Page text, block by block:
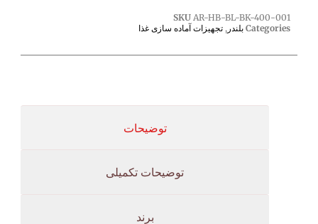
SKU AR-HB-BL-BK-400-001
Categories بلندر , تجهیزات آماده سازی غذا
توضیحات
توضیحات تکمیلی
برند